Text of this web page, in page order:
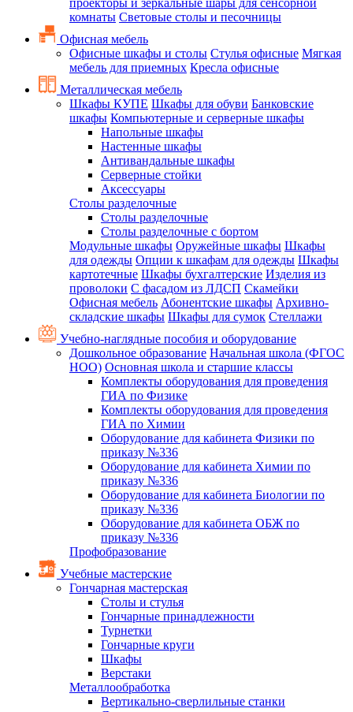
проекторы и зеркальные шары для сенсорной
комнаты Световые столы и песочницы
Офисная мебель
Офисные шкафы и столы Стулья офисные Мягкая
мебель для приемных Кресла офисные
Металлическая мебель
Шкафы КУПЕ Шкафы для обуви Банковские
шкафы Компьютерные и серверные шкафы
Напольные шкафы
Настенные шкафы
Антивандальные шкафы
Серверные стойки
Аксессуары
Столы разделочные
Столы разделочные
Столы разделочные с бортом
Модульные шкафы Оружейные шкафы Шкафы
для одежды Опции к шкафам для одежды Шкафы
картотечные Шкафы бухгалтерские Изделия из
проволоки С фасадом из ЛДСП Скамейки
Офисная мебель Абонентские шкафы Архивно-
складские шкафы Шкафы для сумок Стеллажи
Учебно-наглядные пособия и оборудование
Дошкольное образование Начальная школа (ФГОС
НОО) Основная школа и старшие классы
Комплекты оборудования для проведения
ГИА по Физике
Комплекты оборудования для проведения
ГИА по Химии
Оборудование для кабинета Физики по
приказу №336
Оборудование для кабинета Химии по
приказу №336
Оборудование для кабинета Биологии по
приказу №336
Оборудование для кабинета ОБЖ по
приказу №336
Профобразование
Учебные мастерские
Гончарная мастерская
Столы и стулья
Гончарные принадлежности
Турнетки
Гончарные круги
Шкафы
Верстаки
Металлообработка
Вертикально-сверлильные станки